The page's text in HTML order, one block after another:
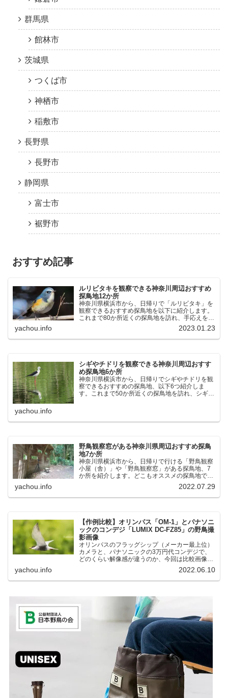
群馬県
館林市
茨城県
つくば市
神栖市
稲敷市
長野県
長野市
静岡県
富士市
裾野市
おすすめ記事
ルリビタキを観察できる神奈川周辺おすすめ
探鳥地12か所
神奈川県横浜市から、日帰りで「ルリビタキ」を
観察できるおすすめ探鳥地を以下に紹介します。
これまで80か所近くの探鳥地を訪れ、手応えを感
じた場所です。以下、★ が多いほど観察しやす
く、出現頻度が高いと感じた場所です。 北本自然
観察公園：埼玉県...
yachou.info 2023.01.23
シギやチドリを観察できる神奈川周辺おすす
め探鳥地6か所
神奈川県横浜市から、日帰りでシギやチドリを観
察できるおすすめの探鳥地、以下6つ紹介しま
す。これまで50か所近くの探鳥地を訪れ、シギや
yachou.info
野鳥観察窓がある神奈川県周辺おすすめ探鳥
地7か所
神奈川県横浜市から、日帰りで行ける「野鳥観察
小屋（舎）」や「野鳥観察窓」がある探鳥地、7
か所を紹介します。どこもオススメの探鳥地で
す。実際に訪れてみると、野山にいる野鳥、海や
湖にいる野鳥それぞれ違う観察になりました。街
中にあり、電車で行ける...
yachou.info 2022.07.29
【作例比較】オリンパス「OM-1」とパナソニ
ックのコンデジ「LUMIX DC-FZ85」の野鳥撮
影画像
オリンパスのフラッグシップ（メーカー最上位）
カメラと、パナソニックの3万円代コンデジで、
どのくらい解像感が違うのか、今回は比較画像を
紹介します。私はコンデジを愛用しているのです
が、相棒がオリンパス「OM-1」を使い始めたと
ころ、同じ被写体で...
yachou.info 2022.06.10